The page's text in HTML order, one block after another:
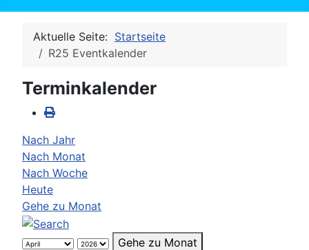
Aktuelle Seite: Startseite
R25 Eventkalender
Terminkalender
Nach Jahr
Nach Monat
Nach Woche
Heute
Gehe zu Monat
Gehe zu Monat